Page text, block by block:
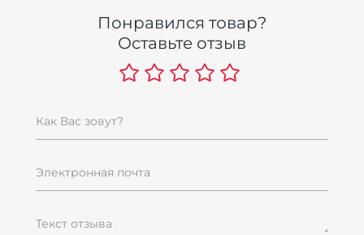
Понравился товар?
Оставьте отзыв
Как Вас зовут?
Электронная почта
Текст отзыва